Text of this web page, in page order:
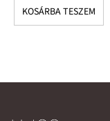
KOSÁRBA TESZEM